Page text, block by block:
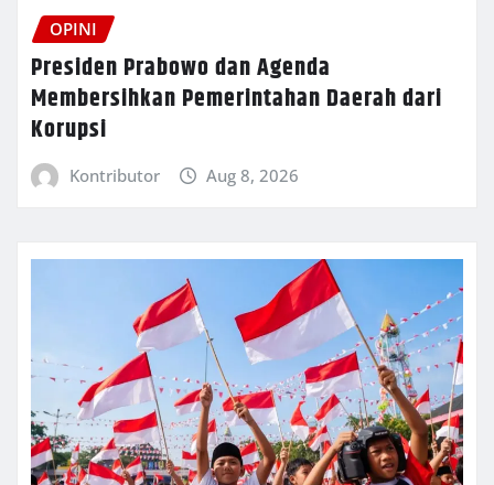
OPINI
Presiden Prabowo dan Agenda
Membersihkan Pemerintahan Daerah dari
Korupsi
Kontributor Aug 8, 2026